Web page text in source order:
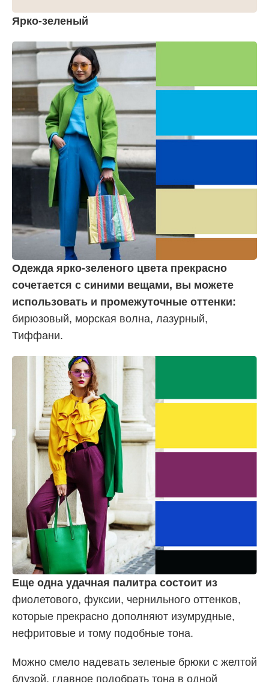
Ярко-зеленый
Одежда ярко-зеленого цвета прекрасно
сочетается с синими вещами, вы можете
использовать и промежуточные оттенки:
бирюзовый, морская волна, лазурный,
Тиффани.
Еще одна удачная палитра состоит из
фиолетового, фуксии, чернильного оттенков,
которые прекрасно дополняют изумрудные,
нефритовые и тому подобные тона.
Можно смело надевать зеленые брюки с желтой
блузой, главное подобрать тона в одной